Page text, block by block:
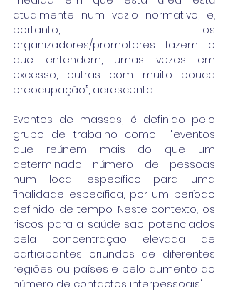
atualmente num vazio normativo, e,
portanto, os
organizadores/promotores fazem o
que entendem, umas vezes em
excesso, outras com muito pouca
preocupação”, acrescenta.
Eventos de massas, é definido pelo
grupo de trabalho como  "eventos
que reúnem mais do que um
determinado número de pessoas
num local específico para uma
finalidade específica, por um período
definido de tempo. Neste contexto, os
riscos para a saúde são potenciados
pela concentração elevada de
participantes oriundos de diferentes
regiões ou países e pelo aumento do
número de contactos interpessoais."